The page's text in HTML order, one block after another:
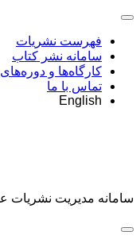
فهرست نشریات
سامانه نشر کتاب
کارگاه‌ها و
تماس با ما
English
سامانه مدیریت نشریات